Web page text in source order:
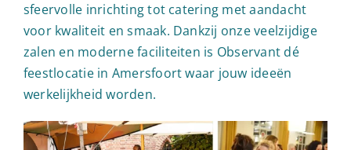
sfeervolle inrichting tot catering met aandacht
voor kwaliteit en smaak. Dankzij onze veelzijdige
zalen en moderne faciliteiten is Observant dé
feestlocatie in Amersfoort waar jouw ideeën
werkelijkheid worden.